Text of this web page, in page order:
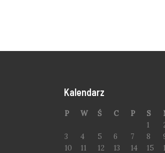
Kalendarz
P W Ś C P S
1
3
4 5 6 7 8
10
11 12 13 14 15